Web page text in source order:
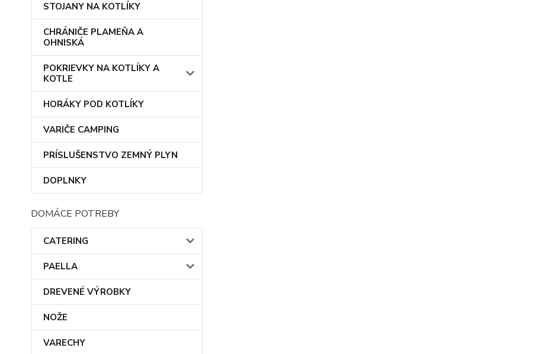
STOJANY NA KOTLÍKY
CHRÁNIČE PLAMEŇA A
OHNISKÁ
POKRIEVKY NA KOTLÍKY A
KOTLE
HORÁKY POD KOTLÍKY
VARIČE CAMPING
PRÍSLUŠENSTVO ZEMNÝ PLYN
DOPLNKY
DOMÁCE POTREBY
CATERING
PAELLA
DREVENÉ VÝROBKY
NOŽE
VARECHY